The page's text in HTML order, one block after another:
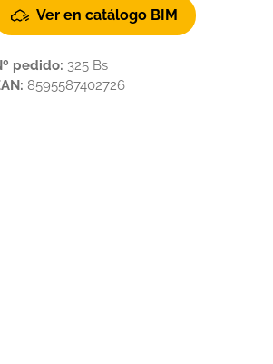
Ver en catálogo BIM
pedido: 325 Bs
8595587402726